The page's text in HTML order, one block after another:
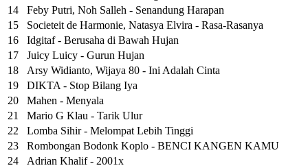
14
Feby Putri, Noh Salleh - Senandung Harapan
15
Societeit de Harmonie, Natasya Elvira - Rasa-Rasanya
16
Idgitaf - Berusaha di Bawah Hujan
17
Juicy Luicy - Gurun Hujan
18
Arsy Widianto, Wijaya 80 - Ini Adalah Cinta
19
DIKTA - Stop Bilang Iya
20
Mahen - Menyala
21
Mario G Klau - Tarik Ulur
22
Lomba Sihir - Melompat Lebih Tinggi
23
Rombongan Bodonk Koplo - BENCI KANGEN KAMU
24
Adrian Khalif - 2001x